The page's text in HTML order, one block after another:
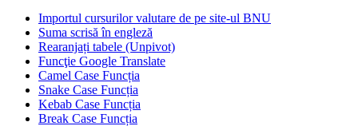
Importul cursurilor valutare de pe site-ul BNU
Suma scrisă în engleză
Rearanjați tabele (Unpivot)
Funcţie Google Translate
Camel Case Funcția
Snake Case Funcția
Kebab Case Funcția
Break Case Funcția